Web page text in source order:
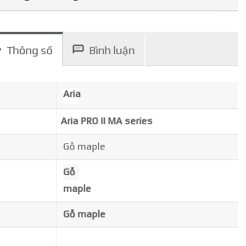
Thông số Bình luận
Aria
Aria PRO II MA series
Gỗ maple
Gỗ
maple
Gỗ maple